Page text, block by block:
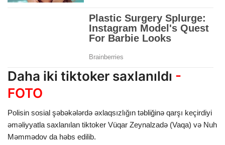
Cəmiyyət
İdman
Kriminal
Mövqe
Daha iki tiktoker saxlanıldı -
FOTO
Polisin sosial şəbəkələrdə əxlaqsızlığın təbliğinə qarşı keçirdiyi
əməliyyatla saxlanılan tiktoker Vüqar Zeynalzadə (Vaqa) və Nuh
Məmmədov da həbs edilib.